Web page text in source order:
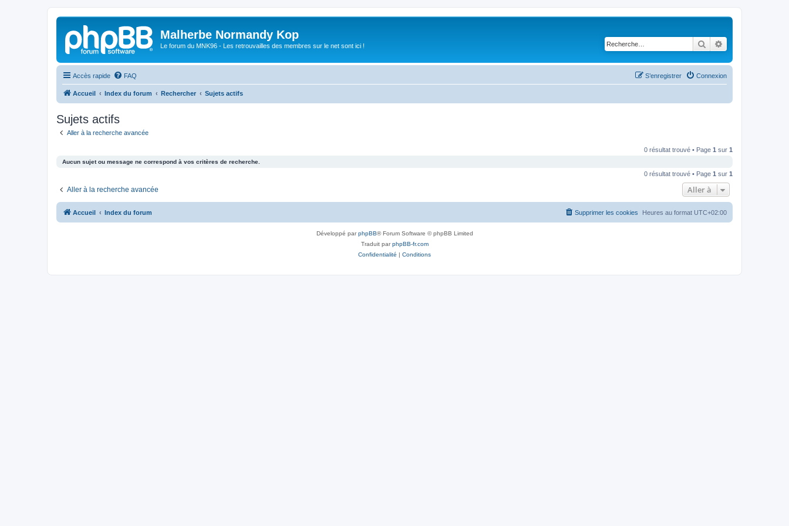
Malherbe Normandy Kop
Le forum du MNK96 - Les retrouvailles des membres sur le net sont ici ! Rechercher
Accès rapide FAQ Connexion
S’enregistrer
Accueil Index du forum Rechercher Sujets actifs
Sujets actifs
Aller à la recherche avancée
0 résultat trouvé • Page 1 sur 1
Aucun sujet ou message ne correspond à vos critères de recherche.
0 résultat trouvé • Page 1 sur 1
Aller à la recherche avancée Aller à
Accueil Index du forum Heures au format UTC+02:00
Supprimer les cookies
Développé parphpBB® Forum Software © phpBB Limited
Traduit parphpBB-fr.com
Confidentialité | Conditions